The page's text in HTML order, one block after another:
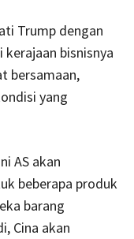
Trump dengan
bisnisnya
bersamaan,
yang
AS akan
beberapa produk
barang
Cina akan